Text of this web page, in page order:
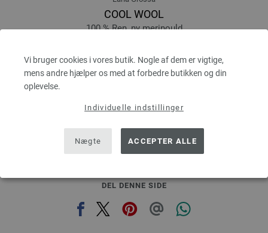
Vi bruger cookies i vores butik. Nogle af dem er vigtige,
mens andre hjælper os med at forbedre butikken og din
oplevelse.
Individuelle indstillinger
Nægte ACCEPTER ALLE
COOL WOOL
100 % Ren, ny merinould
Pinde-/nåletykkelse: 3 - 3,5
43,70 dkr
eks. moms, med tillæg af forsendelsesomkostninger, Basispris:874,00 dkr
prev next
DEL DENNE SIDE